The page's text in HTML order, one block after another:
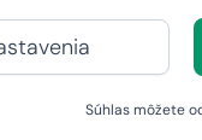
Súhlas môžete